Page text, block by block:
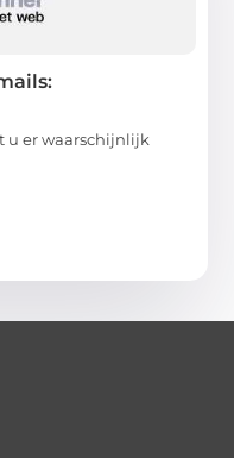
u er waarschijnlijk